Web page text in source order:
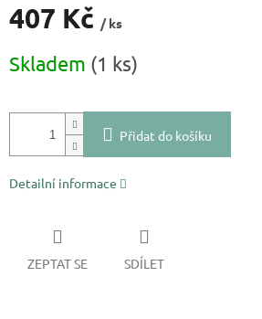
407 Kč / ks
cena:
Skladem (1 ks)
Přidat do košíku
Detailní informace
ZEPTAT SE SDÍLET